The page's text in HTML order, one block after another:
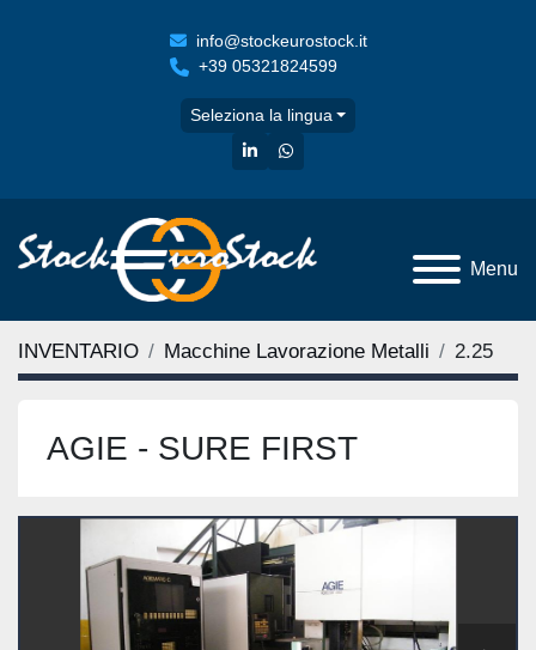
info@stockeurostock.it
+39 05321824599
Seleziona la lingua
linkedinwhatsapp
Menu
INVENTARIO Macchine Lavorazione Metalli 2.25
AGIE - SURE FIRST